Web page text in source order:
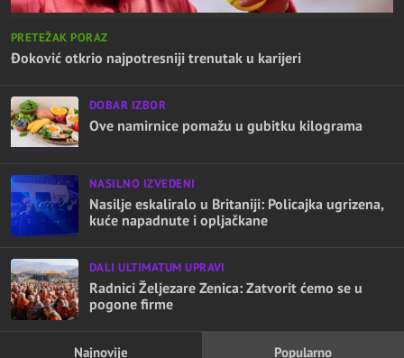
PRETEŽAK PORAZ
Đoković otkrio najpotresniji trenutak u karijeri
DOBAR IZBOR
Ove namirnice pomažu u gubitku kilograma
NASILNO IZVEDENI
Nasilje eskaliralo u Britaniji: Policajka ugrizena,
kuće napadnute i opljačkane
DALI ULTIMATUM UPRAVI
Radnici Željezare Zenica: Zatvorit ćemo se u
pogone firme
Najnovije Popularno